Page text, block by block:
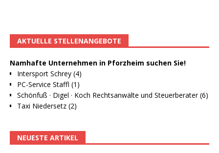
AKTUELLE STELLENANGEBOTE
Namhafte Unternehmen in Pforzheim suchen Sie!
Intersport Schrey (4)
PC-Service Staffl (1)
Schönfuß · Digel · Koch Rechtsanwälte und Steuerberater (6)
Taxi Niedersetz (2)
NEUESTE ARTIKEL